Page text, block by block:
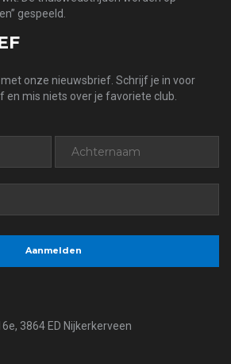
gespeeld.
onze nieuwsbrief. Schrijf je in voor
en mis niets over je favoriete club.
3864 ED Nijkerkerveen